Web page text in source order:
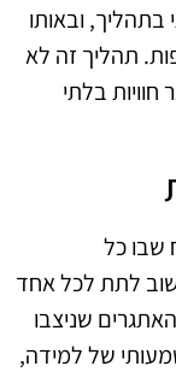
ובאותו
תהליך זה לא
בלתי
שבו כל
לתת לכל אחד
שניצבו
של למידה,